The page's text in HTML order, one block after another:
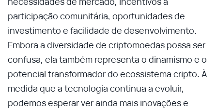
participação comunitária, oportunidades de
investimento e facilidade de desenvolvimento.
Embora a diversidade de criptomoedas possa ser
confusa, ela também representa o dinamismo e o
potencial transformador do ecossistema cripto. À
medida que a tecnologia continua a evoluir,
podemos esperar ver ainda mais inovações e